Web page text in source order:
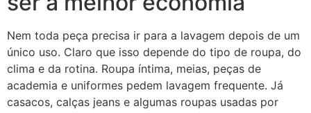
Nem toda peça precisa ir para a lavagem depois de um
único uso. Claro que isso depende do tipo de roupa, do
clima e da rotina. Roupa íntima, meias, peças de
academia e uniformes pedem lavagem frequente. Já
casacos, calças jeans e algumas roupas usadas por